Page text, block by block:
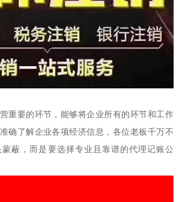
重要的环节，能够将企业所有的环节和工作
确了解企业各项经济信息，各位老板千万不
蔽，而是要选择专业且靠谱的代理记账公